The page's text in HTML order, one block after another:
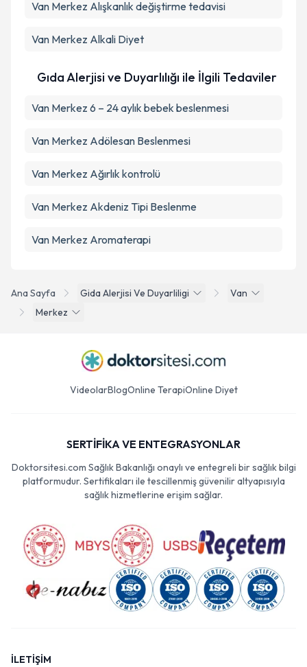
Ana Sayfa Gida Alerjisi Ve Duyarliligi
Van
Merkez
Van Merkez Alışkanlık değiştirme tedavisi
Van Merkez Alkali Diyet
Gıda Alerjisi ve Duyarlılığı ile İlgili Tedaviler
Van Merkez 6 – 24 aylık bebek beslenmesi
Van Merkez Adölesan Beslenmesi
Van Merkez Ağırlık kontrolü
Van Merkez Akdeniz Tipi Beslenme
Van Merkez Aromaterapi
VideolarBlogOnline TerapiOnline Diyet
SERTİFİKA VE ENTEGRASYONLAR
Doktorsitesi.com Sağlık Bakanlığı onaylı ve entegreli bir sağlık bilgi
platformudur. Sertifikaları ile tescillenmiş güvenilir altyapısıyla
sağlık hizmetlerine erişim sağlar.
İLETİŞİM